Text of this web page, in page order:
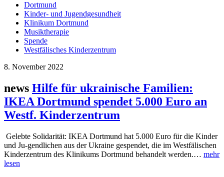
Dortmund
Kinder- und Jugendgesundheit
Klinikum Dortmund
Musiktherapie
Spende
Westfälisches Kinderzentrum
8. November 2022
news Hilfe für ukrainische Familien:
IKEA Dortmund spendet 5.000 Euro an
Westf. Kinderzentrum
Gelebte Solidarität: IKEA Dortmund hat 5.000 Euro für die Kinder
und Ju-gendlichen aus der Ukraine gespendet, die im Westfälischen
Kinderzentrum des Klinikums Dortmund behandelt werden.… mehr
lesen